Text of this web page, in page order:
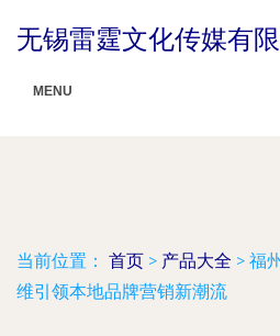
无锡雷霆文化传媒有
MENU
当前位置： 首页 > 产品大全 > 福
维引领本地品牌营销新潮流